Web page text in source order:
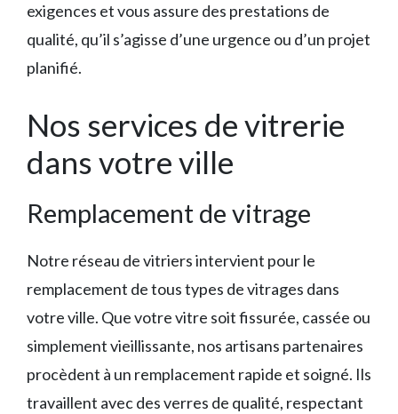
exigences et vous assure des prestations de
qualité, qu’il s’agisse d’une urgence ou d’un projet
planifié.
Nos services de vitrerie
dans votre ville
Remplacement de vitrage
Notre réseau de vitriers intervient pour le
remplacement de tous types de vitrages dans
votre ville. Que votre vitre soit fissurée, cassée ou
simplement vieillissante, nos artisans partenaires
procèdent à un remplacement rapide et soigné. Ils
travaillent avec des verres de qualité, respectant